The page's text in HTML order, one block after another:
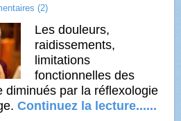
(2)
Les douleurs,
raidissements,
limitations
fonctionnelles des
diminués par la réflexologie
.Continuez la lecture......